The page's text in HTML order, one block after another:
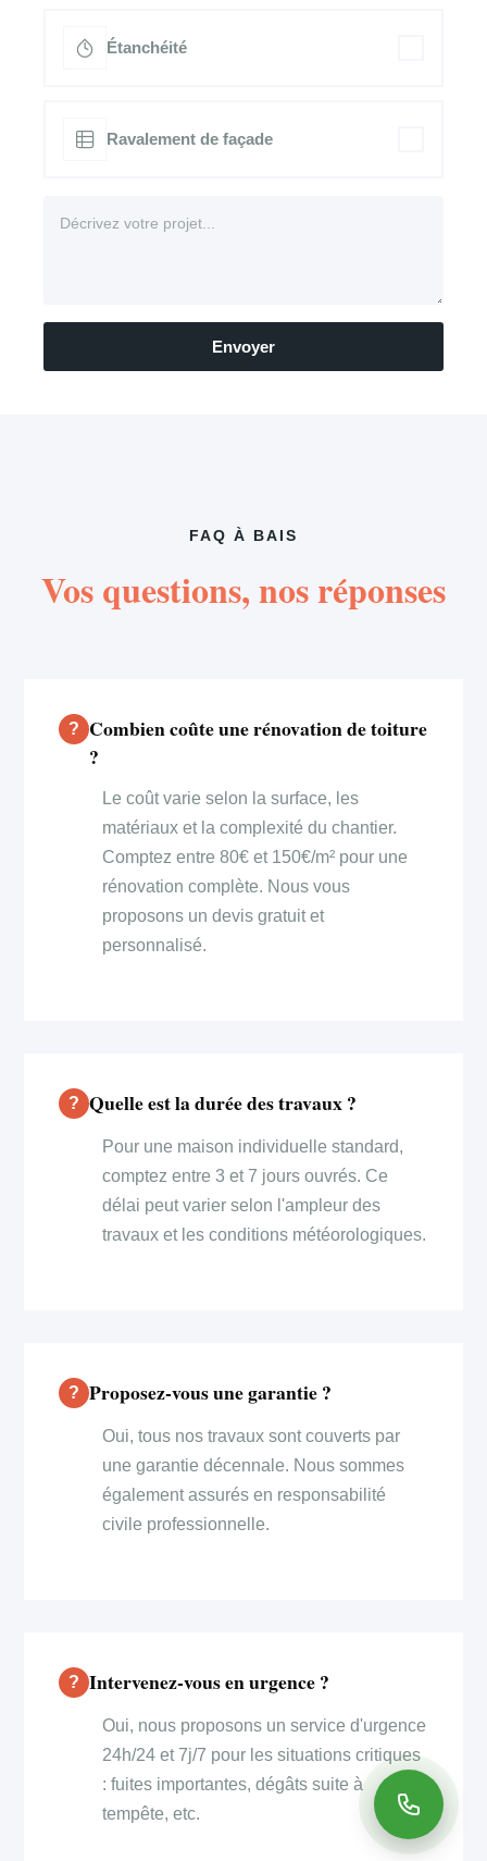
Étanchéité
Ravalement de façade
Envoyer
FAQ À BAIS
Vos questions, nos réponses
Combien coûte une rénovation de toiture
?
Le coût varie selon la surface, les
matériaux et la complexité du chantier.
Comptez entre 80€ et 150€/m² pour une
rénovation complète. Nous vous
proposons un devis gratuit et
personnalisé.
Quelle est la durée des travaux ?
Pour une maison individuelle standard,
comptez entre 3 et 7 jours ouvrés. Ce
délai peut varier selon l'ampleur des
travaux et les conditions météorologiques.
Proposez-vous une garantie ?
Oui, tous nos travaux sont couverts par
une garantie décennale. Nous sommes
également assurés en responsabilité
civile professionnelle.
Intervenez-vous en urgence ?
Oui, nous proposons un service d'urgence
24h/24 et 7j/7 pour les situations critiques
: fuites importantes, dégâts suite à
tempête, etc.